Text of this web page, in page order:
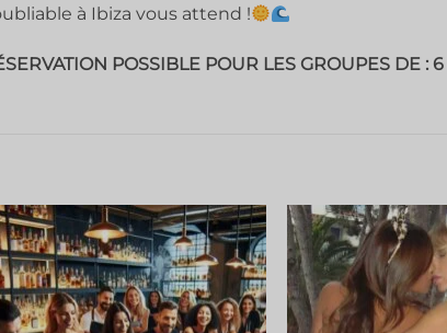
à Ibiza vous attend !
POSSIBLE POUR LES GROUPES DE :
Ajouter
à la liste
de
souhaits